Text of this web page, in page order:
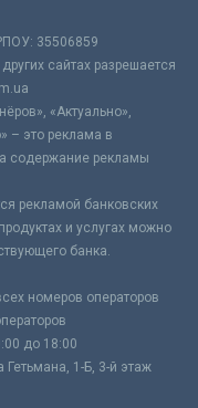
35506859
сайтах разрешается
«Актуально»,
– это реклама в
содержание рекламы
рекламой банковских
и услугах можно
банка.
номеров операторов
до 18:00
1-Б, 3-й этаж